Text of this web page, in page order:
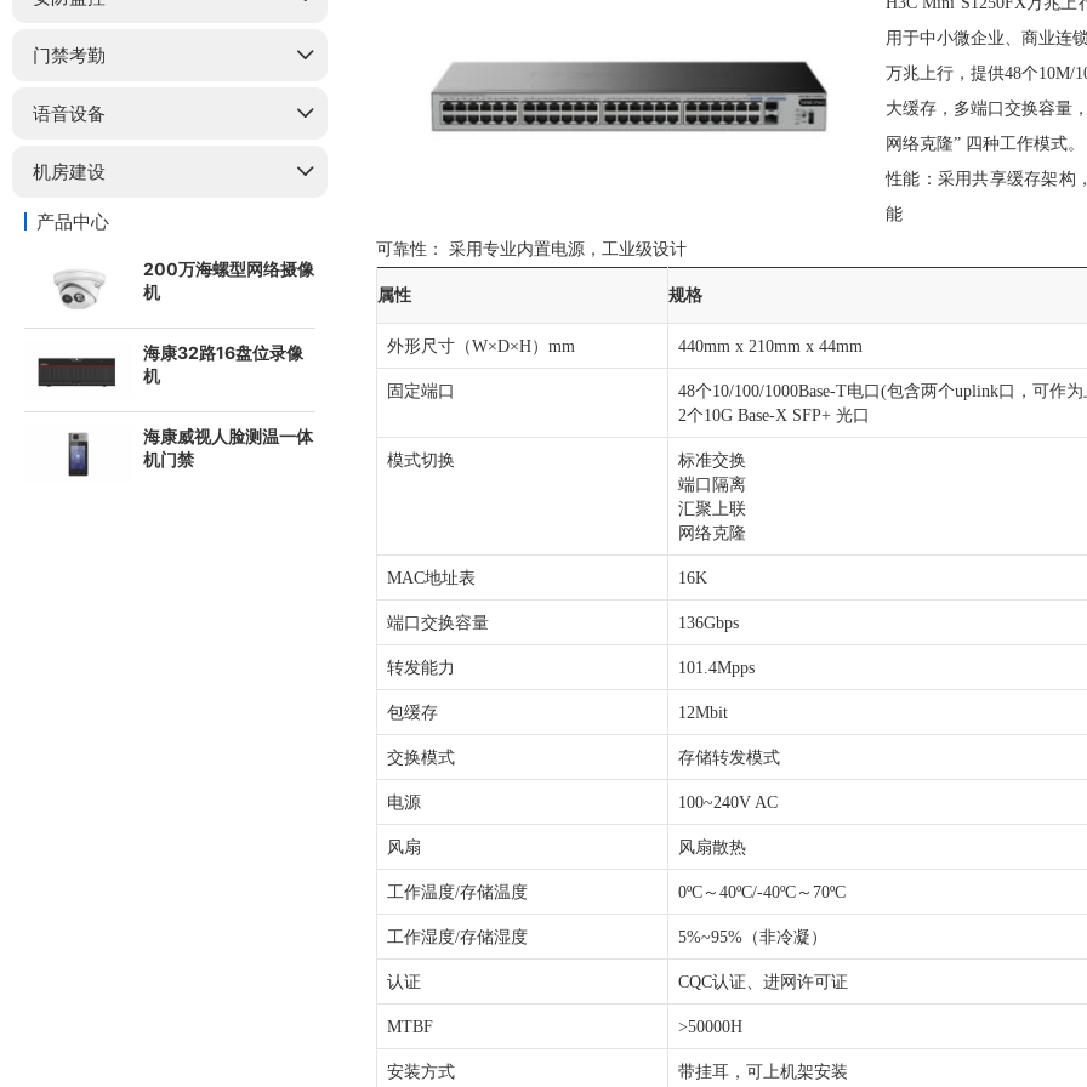
门禁考勤
语音设备
机房建设
产品中心
200万海螺型网络摄像
机
海康32路16盘位录像
机
海康威视人脸测温一体
机门禁
用于中小微企业、商业连
万兆上行， 提供48个10M/
大缓存，多端口交换容量
网络克隆” 四种工作模式。
性能： 采用共享缓存架构
能
可靠性：
采用专业内置电源，工业级设计
属性 规格
外形尺寸（W×D×H）mm 440mm x 210mm x 44mm
固定端口
48个10/100/1000Base-T电口(包含两个uplink口，可作
2个10G Base-X SFP+ 光口
模式切换
标准交换
端口隔离
汇聚上联
网络克隆
MAC地址表 16K
端口交换容量 136Gbps
转发能力 101.4Mpps
包缓存 12Mbit
交换模式 存储转发模式
电源 100~240V AC
风扇 风扇散热
工作温度/存储温度 0ºC～40ºC/-40ºC～70ºC
工作湿度/存储湿度 5%~95%（非冷凝）
认证 CQC认证、进网许可证
MTBF >50000H
安装方式 带挂耳，可上机架安装